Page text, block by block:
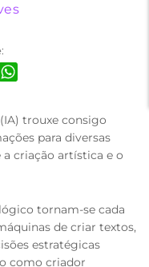
trouxe consigo
para diversas
criação artística e o
tornam-se cada
de criar textos,
estratégicas
como criador